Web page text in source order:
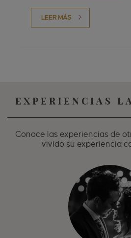
LEER MÁS
EXPERIENCIAS
Conoce las experiencias de
vivido su experiencia